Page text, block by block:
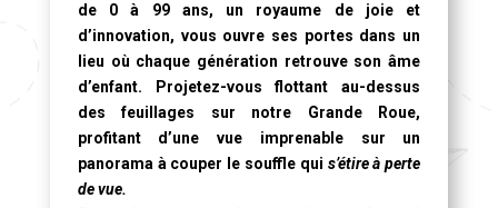
de 0 à 99 ans, un royaume de joie et
d’innovation, vous ouvre ses portes dans un
lieu où chaque génération retrouve son âme
d’enfant. Projetez-vous flottant au-dessus
des feuillages sur notre Grande Roue,
profitant d’une vue imprenable sur un
panorama à couper le souffle qui s’étire à perte
de vue.